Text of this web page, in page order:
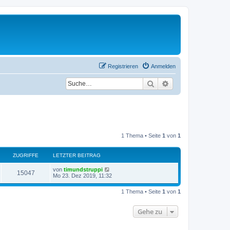
Anmelden
Registrieren
Suche
1 Thema • Seite 1 von 1
ZUGRIFFE LETZTER BEITRAG
15047Z
u
L
e
z
von timundstruppi
Mo 23. Dez 2019, 11:32
1 Thema • Seite 1 von 1
Gehe zu